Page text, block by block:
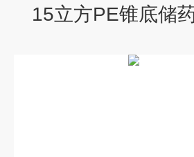
15立方PE锥底储